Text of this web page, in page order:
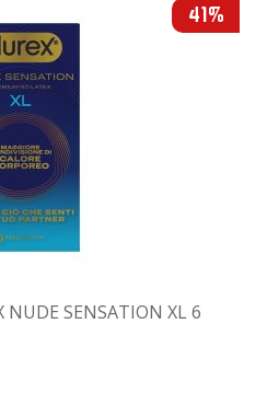
41%
NUDE SENSATION XL 6